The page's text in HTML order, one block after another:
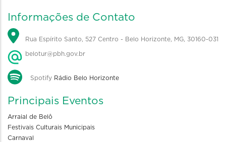
Informações de Contato
Rua Espírito Santo, 527 Centro - Belo Horizonte, MG, 30160-031
belotur@pbh.gov.br
Spotify Rádio Belo Horizonte
Principais Eventos
Arraial de Belô
Festivais Culturais Municipais
Carnaval